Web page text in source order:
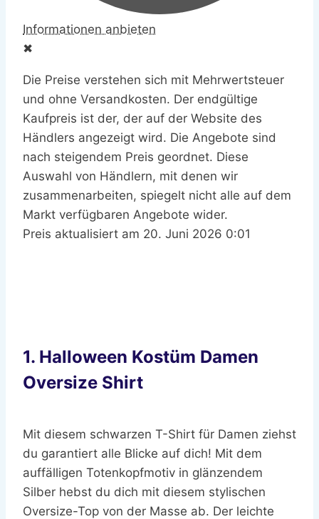
✖
20. Juni 2026 0:01
1. Halloween Kostüm Damen
Oversize Shirt
Mit diesem schwarzen T-Shirt für Damen ziehst
du garantiert alle Blicke auf dich! Mit dem
auffälligen Totenkopfmotiv in glänzendem
Silber hebst du dich mit diesem stylischen
Oversize-Top von der Masse ab. Der leichte